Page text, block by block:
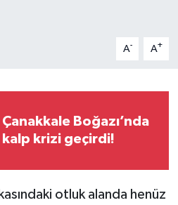
A- A+
Çanakkale Boğazı’nda
kalp krizi geçirdi!
otluk alanda henüz